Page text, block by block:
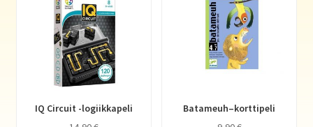
IQ Circuit -logiikkapeli
Batameuh–korttipeli